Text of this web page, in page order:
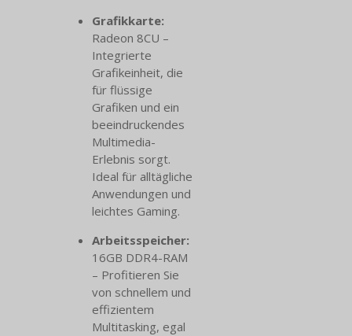
Grafikkarte:
Radeon 8CU –
Integrierte
Grafikeinheit, die
für flüssige
Grafiken und ein
beeindruckendes
Multimedia-
Erlebnis sorgt.
Ideal für alltägliche
Anwendungen und
leichtes Gaming.
Arbeitsspeicher:
16GB DDR4-RAM
– Profitieren Sie
von schnellem und
effizientem
Multitasking, egal